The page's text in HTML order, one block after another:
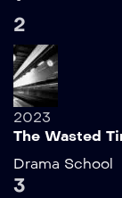
2
2023
The Wasted
Drama School
3